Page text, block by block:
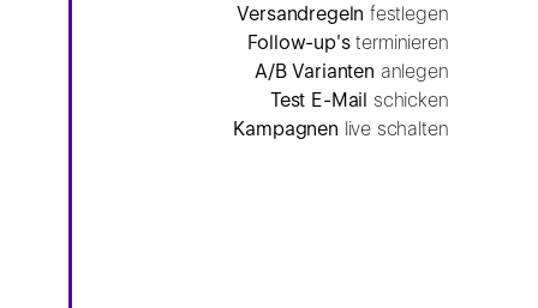
Versandregeln festlegen
Follow-up'sterminieren
A/B Varianten anlegen
Test E-Mail schicken
Kampagnen live schalten